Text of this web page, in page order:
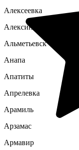
Алексеевка
Алексин
Альметьевск
Анапа
Апатиты
Апрелевка
Арамиль
Арзамас
Армавир